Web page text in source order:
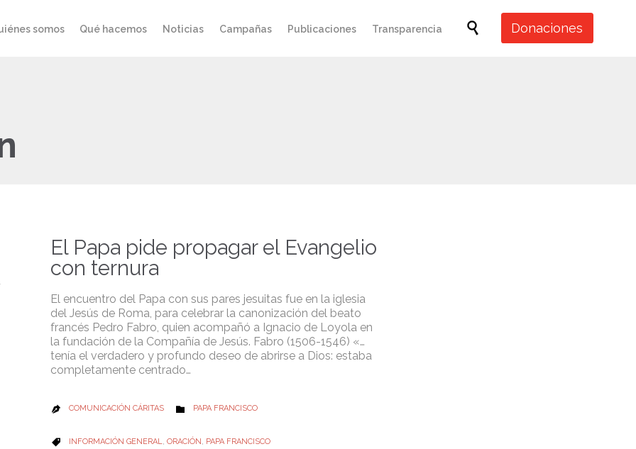
Skip
somos Qué hacemos Noticias Campañas Publicaciones Transparencia  Donaciones
El Papa pide propagar el Evangelio
con ternura
El encuentro del Papa con sus pares jesuitas fue en la iglesia
del Jesús de Roma, para celebrar la canonización del beato
francés Pedro Fabro, quien acompañó a Ignacio de Loyola en
la fundación de la Compañía de Jesús. Fabro (1506-1546) «…
tenía el verdadero y profundo deseo de abrirse a Dios: estaba
completamente centrado…
 COMUNICACIÓN CÁRITAS  CATEGORY
PAPA FRANCISCO
 CATEGORY
INFORMACIÓN GENERAL, ORACIÓN , PAPA FRANCISCO